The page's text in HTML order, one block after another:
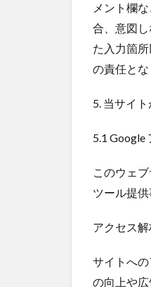
メント欄
合、意図
た入力箇
の責任とな
5. 当サイ
5.1 Google
このウェ
ツール提
アクセス
サイトへ
の向上や